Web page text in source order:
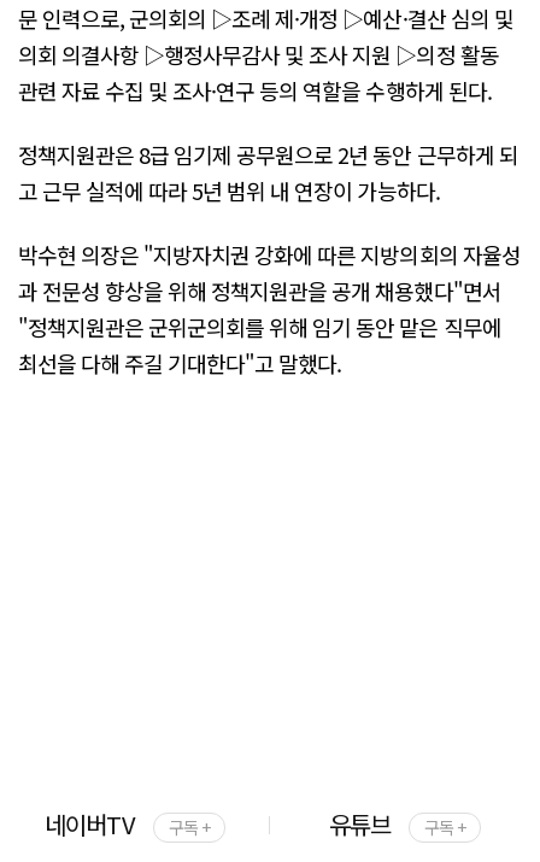
문 인력으로, 군의회의 ▷조례 제·개정 ▷예산·결산 심의 및
의회 의결사항 ▷행정사무감사 및 조사 지원 ▷의정 활동
관련 자료 수집 및 조사·연구 등의 역할을 수행하게 된다.
정책지원관은 8급 임기제 공무원으로 2년 동안 근무하게 되
고 근무 실적에 따라 5년 범위 내 연장이 가능하다.
박수현 의장은 "지방자치권 강화에 따른 지방의회의 자율성
과 전문성 향상을 위해 정책지원관을 공개 채용했다"면서
"정책지원관은 군위군의회를 위해 임기 동안 맡은 직무에
최선을 다해 주길 기대한다"고 말했다.
네이버TV 구독 + 유튜브 구독 +